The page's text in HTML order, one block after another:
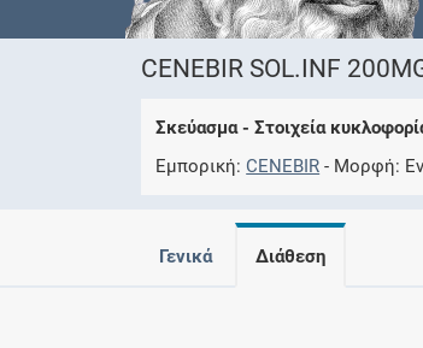
CENEBIR SOL.INF
Σκεύασμα - Στοιχεία
Εμπορική CENEBIR Μορφή
Γενικά Διάθεση